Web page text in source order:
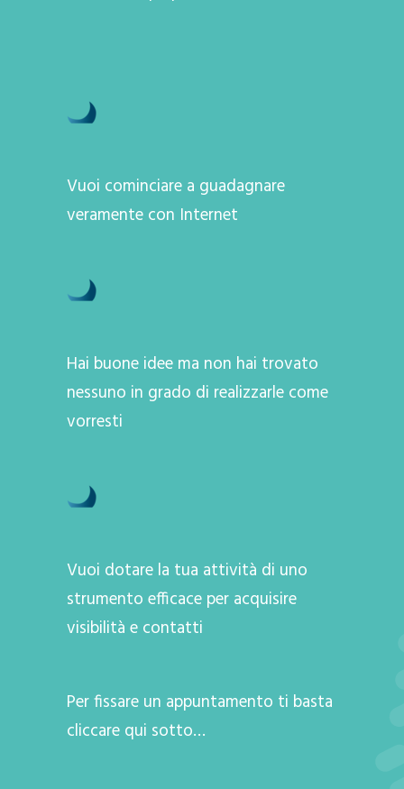
Vuoi cominciare a guadagnare
veramente con Internet
Hai buone idee ma non hai trovato
nessuno in grado di realizzarle come
vorresti
Vuoi dotare la tua attività di uno
strumento efficace per acquisire
visibilità e contatti
Per fissare un appuntamento ti basta
cliccare qui sotto…